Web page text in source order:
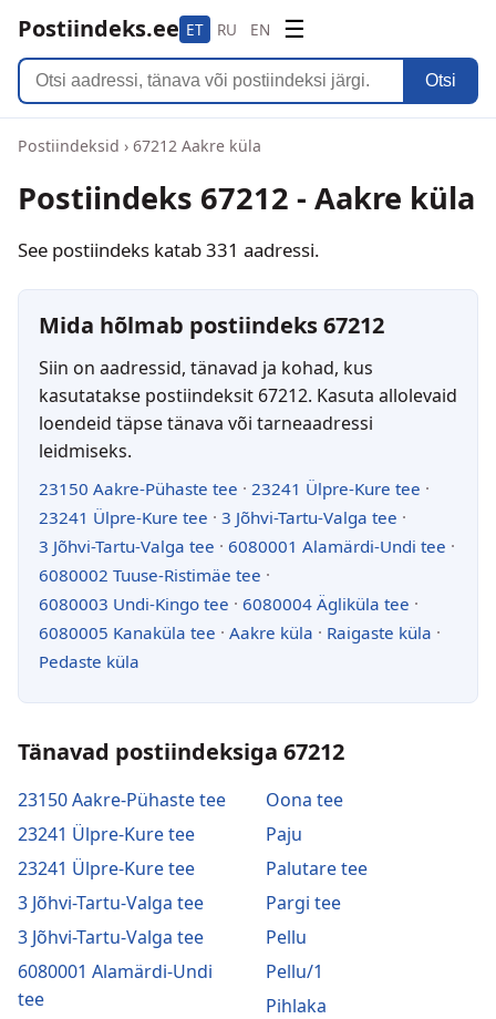
Postiindeks.ee ET RU EN ☰
Otsi
Postiindeksid › 67212 Aakre küla
Postiindeks 67212 - Aakre küla
See postiindeks katab 331 aadressi.
Mida hõlmab postiindeks 67212
Siin on aadressid, tänavad ja kohad, kus
kasutatakse postiindeksit 67212. Kasuta allolevaid
loendeid täpse tänava või tarneaadressi
leidmiseks.
23150 Aakre-Pühaste tee · 23241 Ülpre-Kure tee ·
23241 Ülpre-Kure tee · 3 Jõhvi-Tartu-Valga tee ·
3 Jõhvi-Tartu-Valga tee · 6080001 Alamärdi-Undi tee ·
6080002 Tuuse-Ristimäe tee ·
6080003 Undi-Kingo tee · 6080004 Ägliküla tee ·
6080005 Kanaküla tee · Aakre küla · Raigaste küla ·
Pedaste küla
Tänavad postiindeksiga 67212
23150 Aakre-Pühaste tee
23241 Ülpre-Kure tee
23241 Ülpre-Kure tee
3 Jõhvi-Tartu-Valga tee
3 Jõhvi-Tartu-Valga tee
6080001 Alamärdi-Undi
tee
Oona tee
Paju
Palutare tee
Pargi tee
Pellu
Pellu/1
Pihlaka